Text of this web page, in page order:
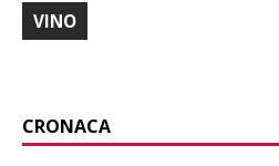
VINO
CRONACA